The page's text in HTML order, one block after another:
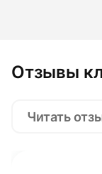
Отзывы
Читать